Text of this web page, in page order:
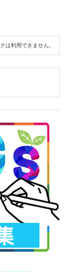
は利用できません。